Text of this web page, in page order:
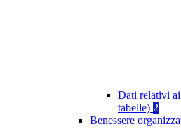
Dati relativi
tabelle) 2
Benessere